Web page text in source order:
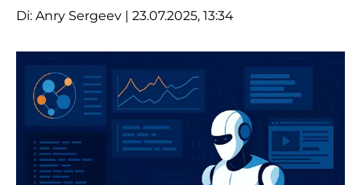
Di: Anry Sergeev | 23.07.2025, 13:34